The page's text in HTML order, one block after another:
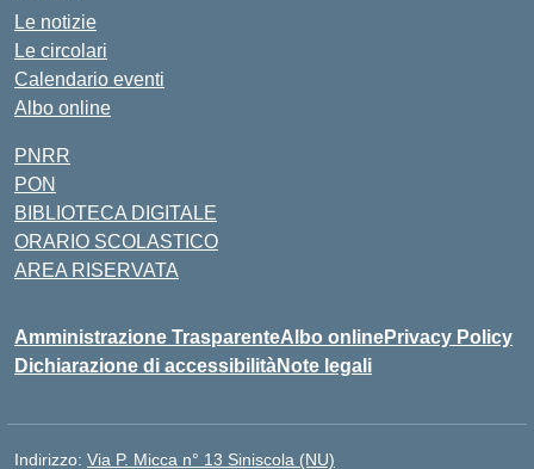
Le notizie
Le circolari
Calendario eventi
Albo online
PNRR
PON
BIBLIOTECA DIGITALE
ORARIO SCOLASTICO
AREA RISERVATA
Amministrazione TrasparenteAlbo onlinePrivacy Policy
Dichiarazione di accessibilitàNote legali
Indirizzo: Via P. Micca n° 13 Siniscola (NU)